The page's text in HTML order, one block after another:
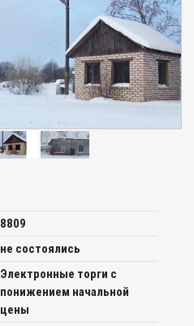
8809
не состоялись
Электронные торги с
понижением начальной
цены